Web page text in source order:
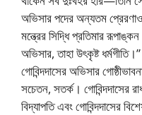
অভিসার পদের অন্যতম প্রেরণাও
মন্ত্রের সিদ্ধি প্রতিমার
অভিসার, তাহা উৎকৃষ্ট
গোবিন্দদাসের অভিসার
সচেতন, সতর্ক। গোবিন্দদাসের
বিদ্যাপতি এবং গোবিন্দদাসের